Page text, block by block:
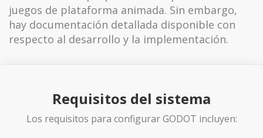
juegos de plataforma animada. Sin embargo,
hay documentación detallada disponible con
respecto al desarrollo y la implementación.
Requisitos del sistema
Los requisitos para configurar GODOT incluyen: